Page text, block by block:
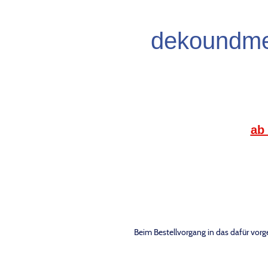
ab
Beim Bestellvorgang in das dafür